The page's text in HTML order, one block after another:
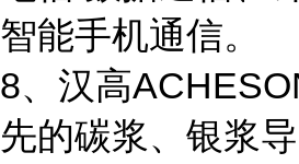
智能手机通信。
8、汉高
先的碳浆、银浆